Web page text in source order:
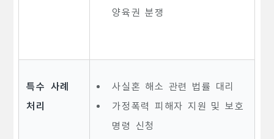
양육권 분쟁
특수 사례
처리
사실혼 해소 관련 법률 대리
가정폭력 피해자 지원 및 보호
명령 신청